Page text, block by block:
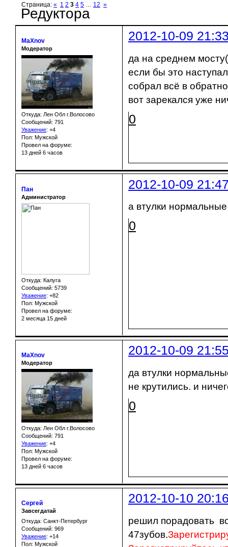
Редуктора
Страница:« 1 2 3 4 5 12 »
2012-10-09
MaXnov
Модератор
Откуда: Лен Обл г.Волосово
Сообщений: 791
Уважение: +4
Пол: Мужской
Провел на форуме:
13 дней 6 часов
да на среднем
если бы это
собрал всё в
вот зарекался уже
0
2012-10-09
Пан
Администратор
Откуда: Калуга
Сообщений: 5739
Уважение: +82
Пол: Мужской
Провел на форуме:
2 месяца 15 дней
а втулки
0
2012-10-09
MaXnov
Модератор
Откуда: Лен Обл г.Волосово
Сообщений: 791
Уважение: +4
Пол: Мужской
Провел на форуме:
13 дней 6 часов
да втулки
не крутились. и
0
2012-10-10
Сергей
Завсегдатай
Откуда: Санкт-Петербург
Сообщений: 969
Уважение: +14
Пол: Мужской
решил порадовать
47зубов.